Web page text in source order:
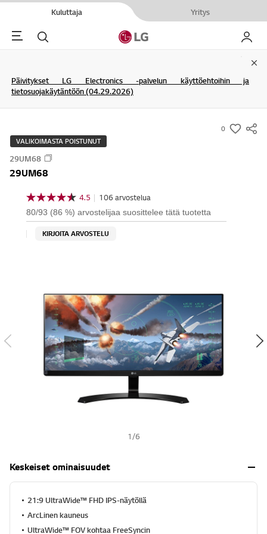
Kuluttaja Yritys
Menu Haku My LG
Päivitykset LG Electronics -palvelun käyttöehtoihin ja
tietosuojakäytäntöön (04.29.2026)
0
s
VALIKOIMASTA POISTUNUT
29UM68
29UM68
4
.
5
/
5
v
a
n
a
4.5 | 106 arvostelua
80/93 (86 %) arvostelijaa suosittelee tätä tuotetta
KIRJOITA ARVOSTELU
1/6
Keskeiset ominaisuudet
21:9 UltraWide™ FHD IPS-näytöllä
ArcLinen kauneus
UltraWide™ FOV kohtaa FreeSyncin